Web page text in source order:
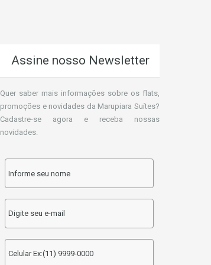
Assine nosso Newsletter
Quer saber mais informações sobre os flats,
promoções e novidades da Marupiara Suítes?
Cadastre-se agora e receba nossas
novidades.